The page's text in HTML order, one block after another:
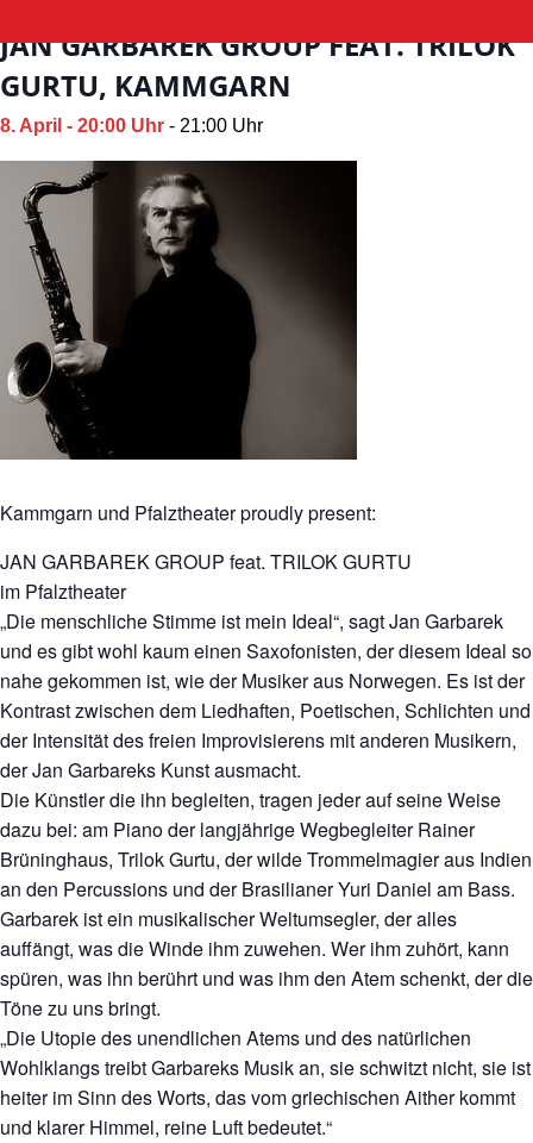
JAN GARBAREK GROUP FEAT. TRILOK
GURTU, KAMMGARN
8. April - 20:00 Uhr - 21:00 Uhr
Kammgarn und Pfalztheater proudly present:
JAN GARBAREK GROUP feat. TRILOK GURTU
im Pfalztheater
„Die menschliche Stimme ist mein Ideal“, sagt Jan Garbarek
und es gibt wohl kaum einen Saxofonisten, der diesem Ideal so
nahe gekommen ist, wie der Musiker aus Norwegen. Es ist der
Kontrast zwischen dem Liedhaften, Poetischen, Schlichten und
der Intensität des freien Improvisierens mit anderen Musikern,
der Jan Garbareks Kunst ausmacht.
Die Künstler die ihn begleiten, tragen jeder auf seine Weise
dazu bei: am Piano der langjährige Wegbegleiter Rainer
Brüninghaus, Trilok Gurtu, der wilde Trommelmagier aus Indien
an den Percussions und der Brasilianer Yuri Daniel am Bass.
Garbarek ist ein musikalischer Weltumsegler, der alles
auffängt, was die Winde ihm zuwehen. Wer ihm zuhört, kann
spüren, was ihn berührt und was ihm den Atem schenkt, der die
Töne zu uns bringt.
„Die Utopie des unendlichen Atems und des natürlichen
Wohlklangs treibt Garbareks Musik an, sie schwitzt nicht, sie ist
heiter im Sinn des Worts, das vom griechischen Aither kommt
und klarer Himmel, reine Luft bedeutet.“